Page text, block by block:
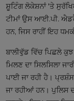
ਸ਼ੂਟਿੰਗ ਲੋਕੇਸ਼ਨਾਂ 'ਤੇ
ਟੀਮਾਂ ਉਸ ਆਈ.ਪੀ.
ਹਨ, ਜਿਸ ਰਾਹੀਂ ਇਹ
ਬਾਲੀਵੁੱਡ ਵਿੱਚ ਪਿਛਲੇ
ਮਿਲਣ ਦਾ ਸਿਲਸਿਲਾ
ਪਾਈ ਜਾ ਰਹੀ ਹੈ।
ਜਾ ਰਹੀਆਂ ਹਨ। ਪੁਲਿਸ